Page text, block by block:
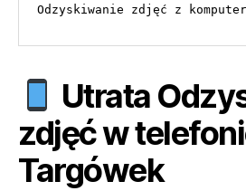
Odzyskiwanie zdjęć z
Utrata
zdjęć w
Targówek